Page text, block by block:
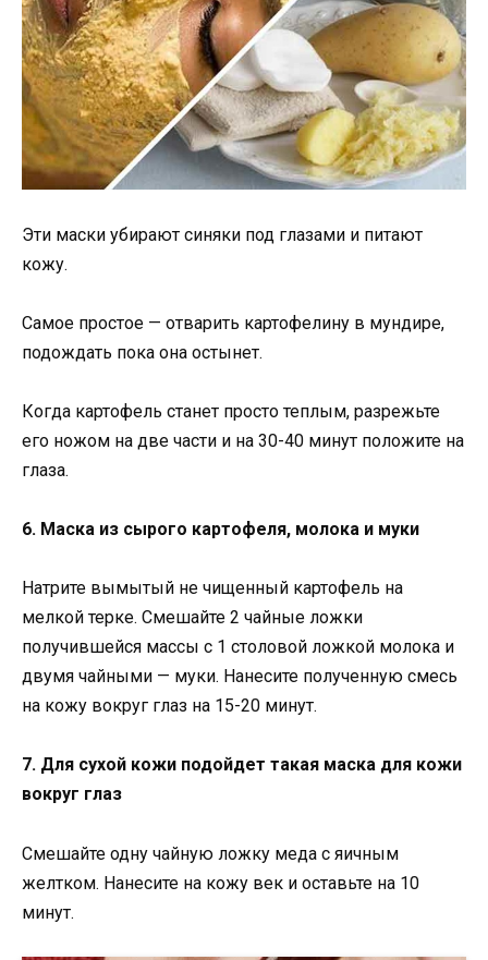
Эти маски убирают синяки под глазами и питают
кожу.
Самое простое — отварить картофелину в мундире,
подождать пока она остынет.
Когда картофель станет просто теплым, разрежьте
его ножом на две части и на 30-40 минут положите на
глаза.
6. Маска из сырого картофеля, молока и муки
Натрите вымытый не чищенный картофель на
мелкой терке. Смешайте 2 чайные ложки
получившейся массы с 1 столовой ложкой молока и
двумя чайными — муки. Нанесите полученную смесь
на кожу вокруг глаз на 15-20 минут.
7. Для сухой кожи подойдет такая маска для кожи
вокруг глаз
Смешайте одну чайную ложку меда с яичным
желтком. Нанесите на кожу век и оставьте на 10
минут.